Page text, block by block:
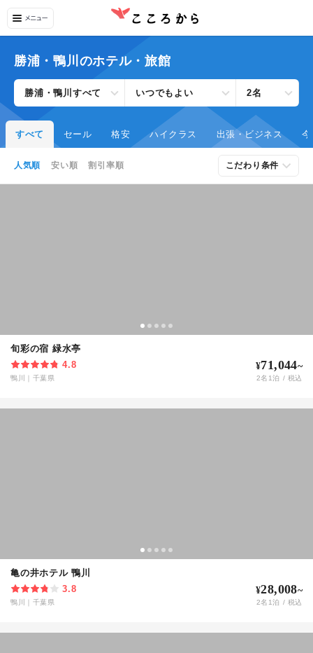
勝浦・鴨川のホテル・旅館
勝浦・鴨川すべて いつでもよい 2名
すべて セール 格安 ハイクラス 出張・ビジネス
人気順 安い順 割引率順 こだわり条件
旬彩の宿 緑水亭
4.8
鴨川 千葉県
¥71,044~
2名 1泊 / 税込
亀の井ホテル 鴨川
3.8
鴨川 千葉県
¥28,008~
2名 1泊 / 税込